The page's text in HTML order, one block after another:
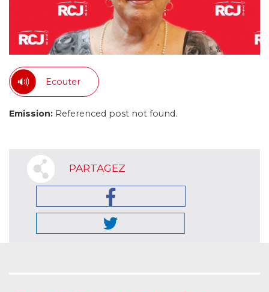
Ecouter
Emission: Referenced post not found.
PARTAGEZ